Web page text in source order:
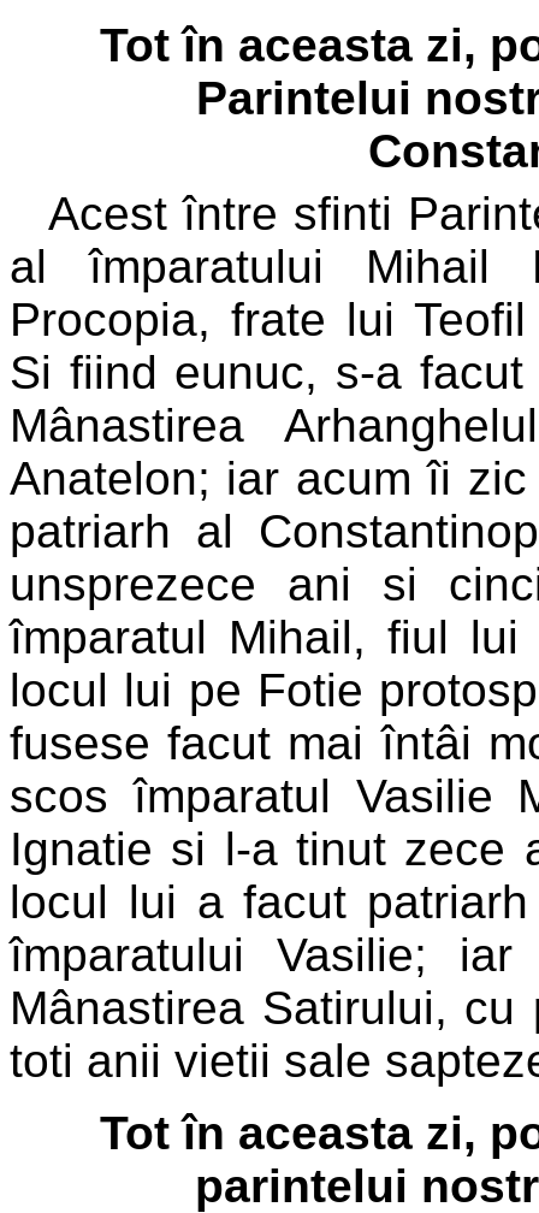
Tot în aceasta zi,
Parintelui
Acest între sfinti
al împaratului Mihail
Procopia, frate lui
Si fiind eunuc, s-a
Mânastirea
Anatelon; iar acum îi
patriarh al
unsprezece ani si
împaratul Mihail, fiul
locul lui pe Fotie
fusese facut mai întâi
scos împaratul Vasilie
Ignatie si l-a tinut zece
locul lui a facut
împaratului Vasilie;
Mânastirea Satirului,
toti anii vietii sale
Tot în aceasta zi,
parintelui